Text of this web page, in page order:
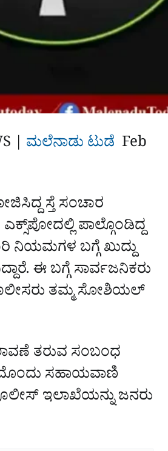
| ಮಲೆನಾಡು ಟುಡೆ Feb
ಸ್ತೆ ಸಂಚಾರ
ಪಾಲ್ಗೊಂಡಿದ್ದ
ನಿಯಮಗಳ ಬಗ್ಗೆ ಖುದ್ದು
ಈ ಬಗ್ಗೆ ಸಾರ್ವಜನಿಕರು
ಪೊಲೀಸರು ತಮ್ಮ ಸೋಶಿಯಲ್‌
ತರುವ ಸಂಬಂಧ
ಸಹಾಯವಾಣಿ
ಇಲಾಖೆಯನ್ನು ಜನರು